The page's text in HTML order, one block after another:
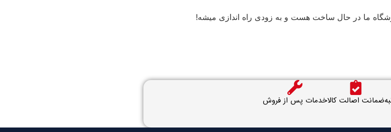
ما در حال ساخت هست و به زودی راه اندازی میشه!
ضمانت اصالت کالاخدمات پس از فروش